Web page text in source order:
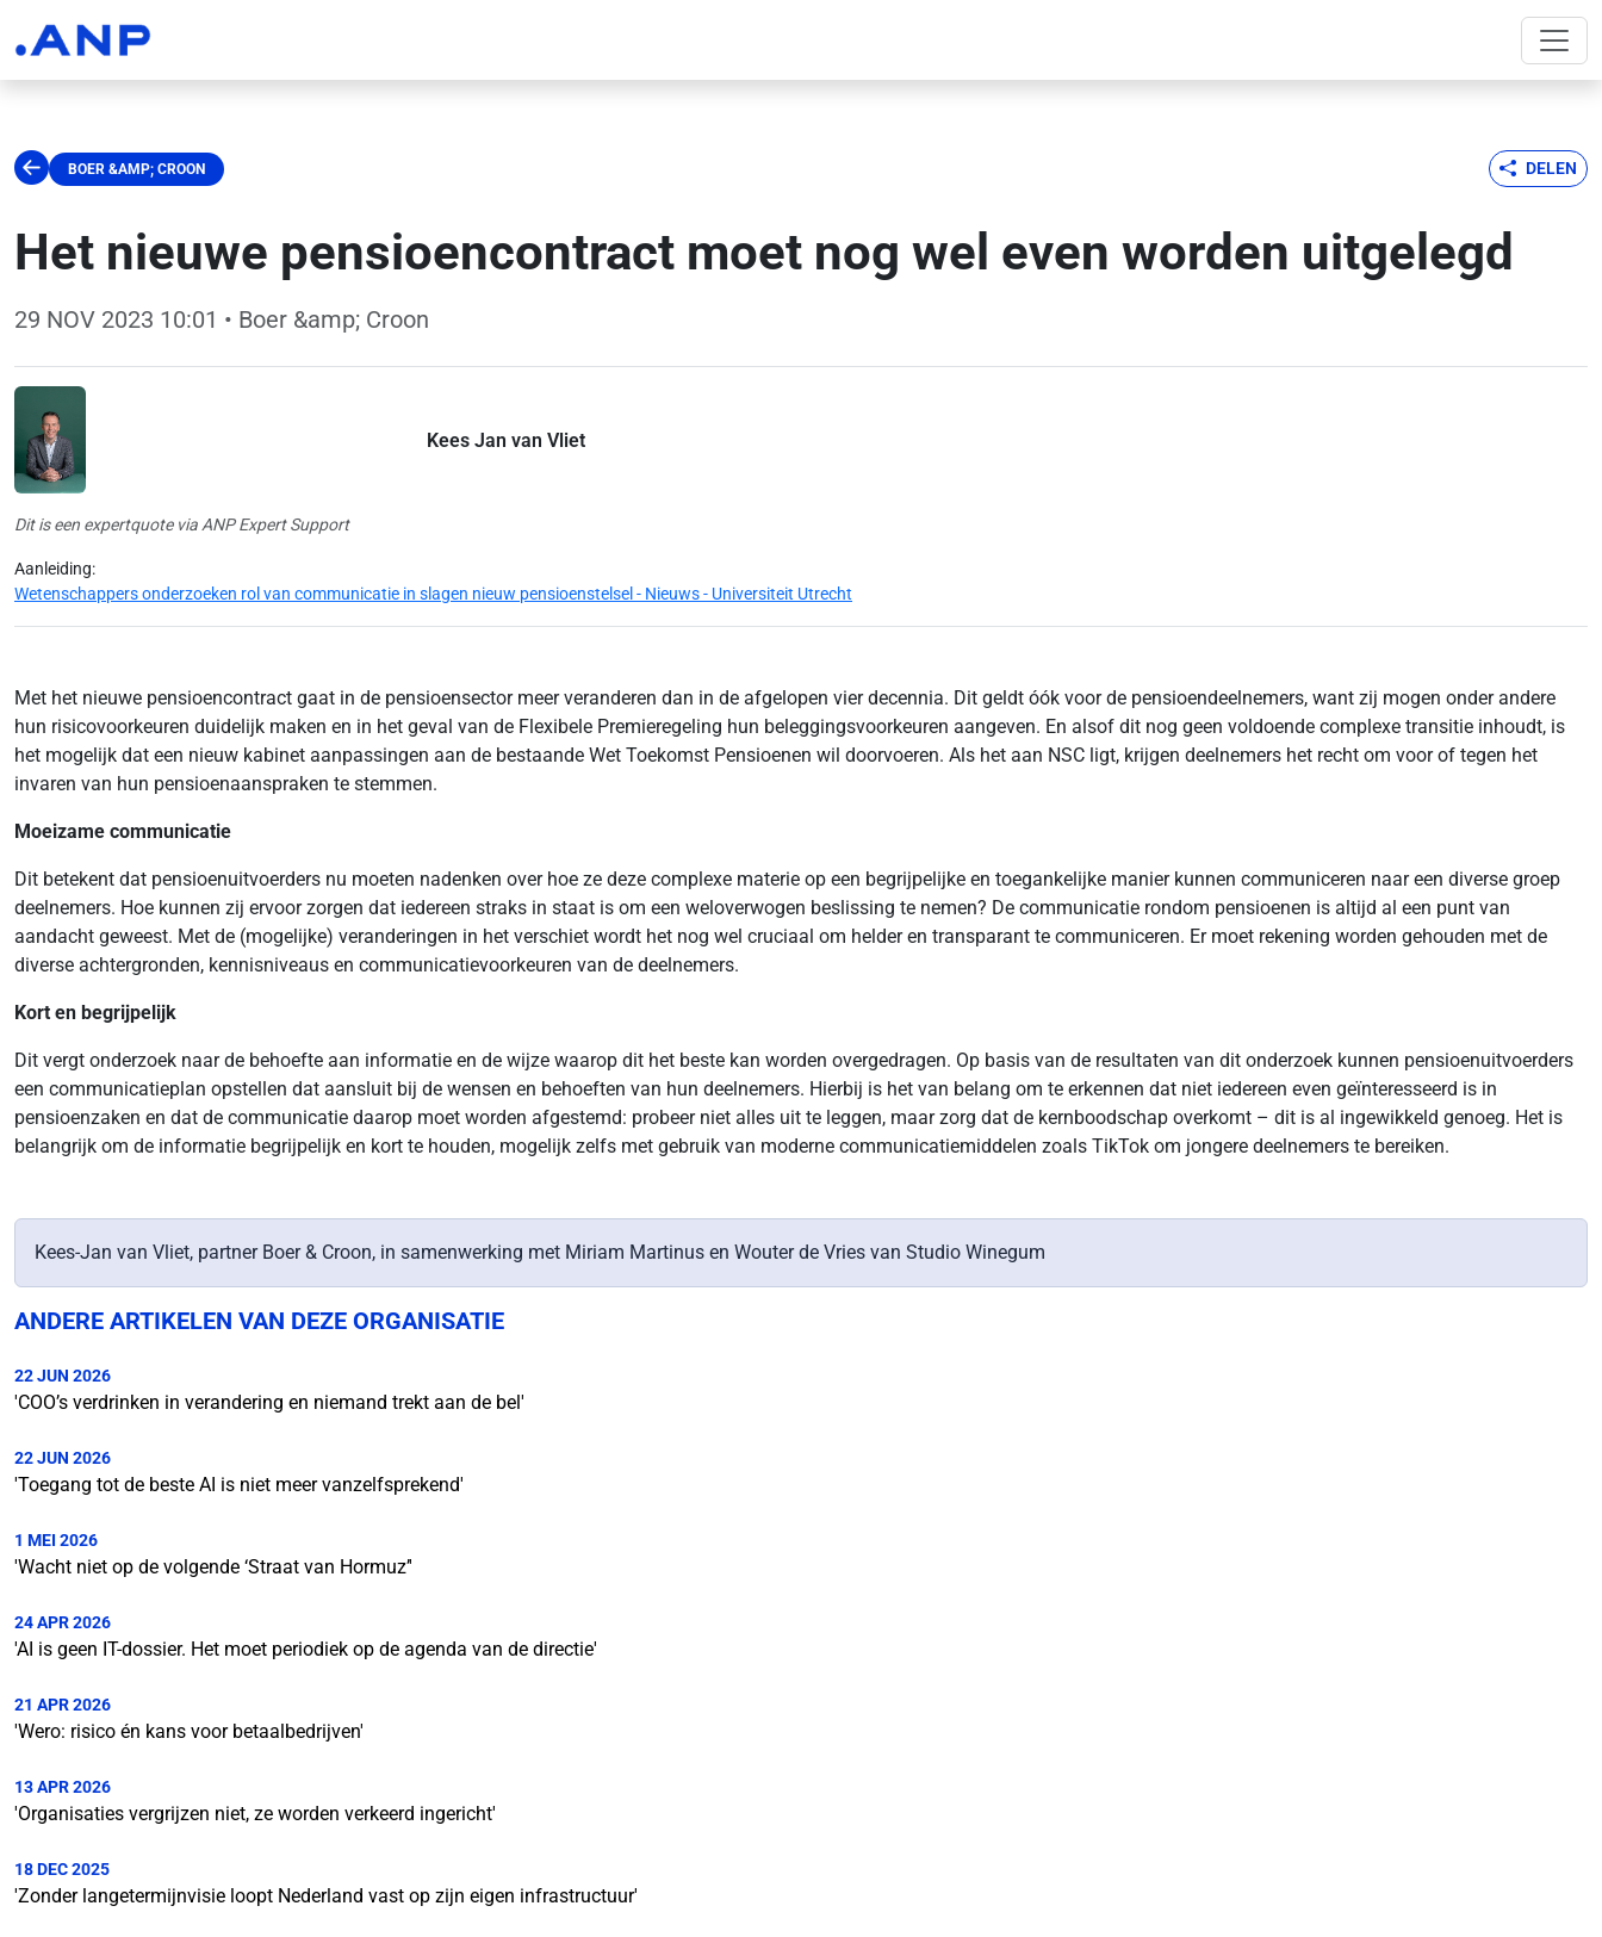
BOER &AMP; CROON DELEN
Het nieuwe pensioencontract moet nog wel even worden uitgelegd
29 NOV 2023 10:01 • Boer &amp; Croon
Kees Jan van Vliet
Dit is een expertquote via ANP Expert Support
Aanleiding:
Wetenschappers onderzoeken rol van communicatie in slagen nieuw pensioenstelsel - Nieuws - Universiteit Utrecht
Met het nieuwe pensioencontract gaat in de pensioensector meer veranderen dan in de afgelopen vier decennia. Dit geldt óók voor de pensioendeelnemers, want zij mogen onder andere
hun risicovoorkeuren duidelijk maken en in het geval van de Flexibele Premieregeling hun beleggingsvoorkeuren aangeven. En alsof dit nog geen voldoende complexe transitie inhoudt, is
het mogelijk dat een nieuw kabinet aanpassingen aan de bestaande Wet Toekomst Pensioenen wil doorvoeren. Als het aan NSC ligt, krijgen deelnemers het recht om voor of tegen het
invaren van hun pensioenaanspraken te stemmen.
Moeizame communicatie
Dit betekent dat pensioenuitvoerders nu moeten nadenken over hoe ze deze complexe materie op een begrijpelijke en toegankelijke manier kunnen communiceren naar een diverse groep
deelnemers. Hoe kunnen zij ervoor zorgen dat iedereen straks in staat is om een weloverwogen beslissing te nemen? De communicatie rondom pensioenen is altijd al een punt van
aandacht geweest. Met de (mogelijke) veranderingen in het verschiet wordt het nog wel cruciaal om helder en transparant te communiceren. Er moet rekening worden gehouden met de
diverse achtergronden, kennisniveaus en communicatievoorkeuren van de deelnemers.
Kort en begrijpelijk
Dit vergt onderzoek naar de behoefte aan informatie en de wijze waarop dit het beste kan worden overgedragen. Op basis van de resultaten van dit onderzoek kunnen pensioenuitvoerders
een communicatieplan opstellen dat aansluit bij de wensen en behoeften van hun deelnemers. Hierbij is het van belang om te erkennen dat niet iedereen even geïnteresseerd is in
pensioenzaken en dat de communicatie daarop moet worden afgestemd: probeer niet alles uit te leggen, maar zorg dat de kernboodschap overkomt – dit is al ingewikkeld genoeg. Het is
belangrijk om de informatie begrijpelijk en kort te houden, mogelijk zelfs met gebruik van moderne communicatiemiddelen zoals TikTok om jongere deelnemers te bereiken.
Kees-Jan van Vliet, partner Boer & Croon, in samenwerking met Miriam Martinus en Wouter de Vries van Studio Winegum
ANDERE ARTIKELEN VAN DEZE ORGANISATIE
22 JUN 2026
'COO’s verdrinken in verandering en niemand trekt aan de bel'
22 JUN 2026
'Toegang tot de beste AI is niet meer vanzelfsprekend'
1 MEI 2026
'Wacht niet op de volgende ‘Straat van Hormuz’'
24 APR 2026
'AI is geen IT-dossier. Het moet periodiek op de agenda van de directie'
21 APR 2026
'Wero: risico én kans voor betaalbedrijven'
13 APR 2026
'Organisaties vergrijzen niet, ze worden verkeerd ingericht'
18 DEC 2025
'Zonder langetermijnvisie loopt Nederland vast op zijn eigen infrastructuur'